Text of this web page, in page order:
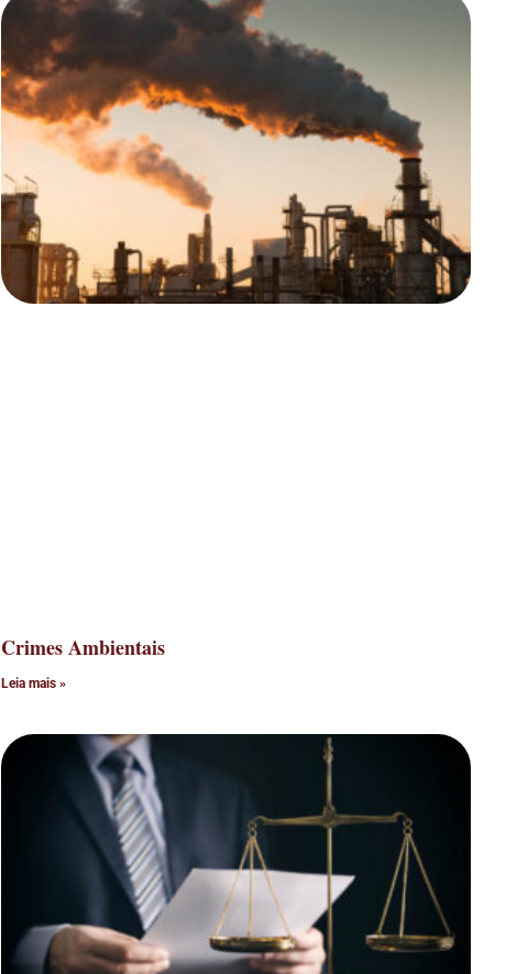
Crimes Ambientais
Leia mais »